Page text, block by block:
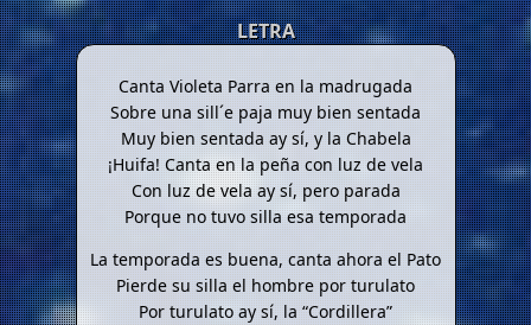
LETRA
Canta Violeta Parra en la madrugada
Sobre una sill´e paja muy bien sentada
Muy bien sentada ay sí, y la Chabela
¡Huifa! Canta en la peña con luz de vela
Con luz de vela ay sí, pero parada
Porque no tuvo silla esa temporada
La temporada es buena, canta ahora el Pato
Pierde su silla el hombre por turulato
Por turulato ay sí, la “Cordillera”